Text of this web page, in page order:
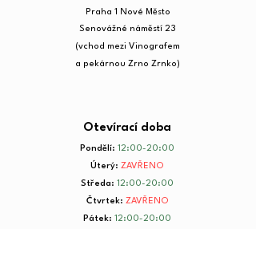
Praha 1 Nové Město
Senovážné náměstí 23​
(vchod mezi Vinografem
a pekárnou Zrno Zrnko)
Otevírací doba
Pondělí: 12:00-20:00
Úterý: ZAVŘENO
Středa: 12:00-20:00
Čtvrtek: ZAVŘENO
Pátek: 12:00-20:00